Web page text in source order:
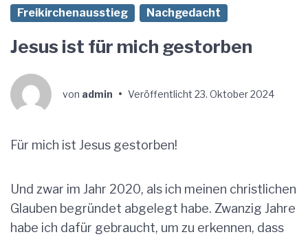
Freikirchenausstieg Nachgedacht
Jesus ist für mich gestorben
von admin • Veröffentlicht 23. Oktober 2024
Für mich ist Jesus gestorben!
Und zwar im Jahr 2020, als ich meinen christlichen
Glauben begründet abgelegt habe. Zwanzig Jahre
habe ich dafür gebraucht, um zu erkennen, dass